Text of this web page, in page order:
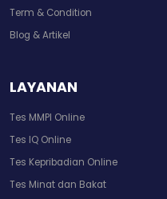
Term & Condition
Blog & Artikel
LAYANAN
Tes MMPI Online
Tes IQ Online
Tes Kepribadian Online
Tes Minat dan Bakat